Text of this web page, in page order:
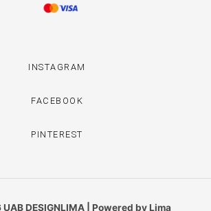
INSTAGRAM
FACEBOOK
PINTEREST
DESIGNLIMA | Powered by Lima